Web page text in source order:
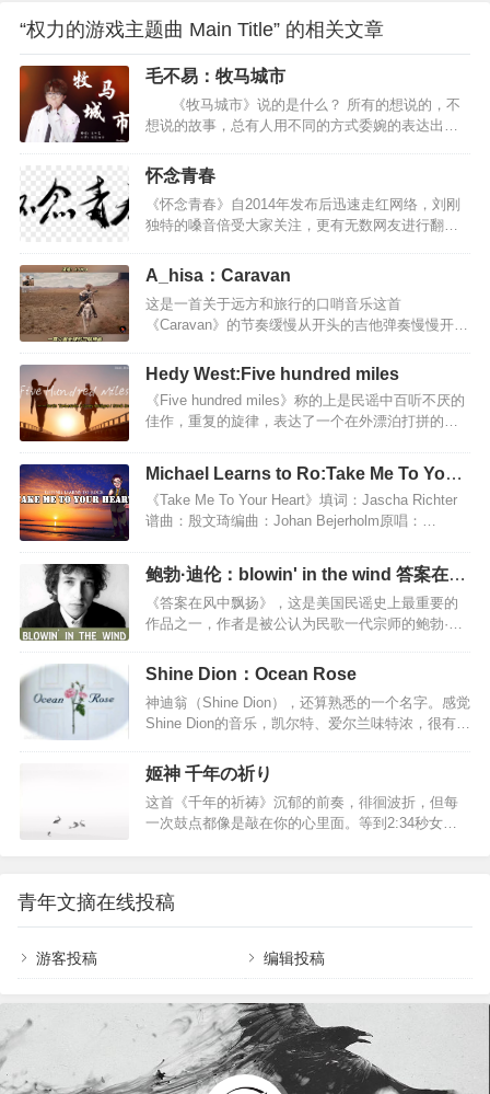
“权力的游戏主题曲 Main Title” 的相关文章
毛不易：牧马城市
《牧马城市》说的是什么？ 所有的想说的，不
想说的故事，总有人用不同的方式委婉的表达出
逾越的风景，于是反反复复的吟唱或排练单调的动
作，只为了一个赞许的，感同身受的目光。 《牧马
城市》是一首不知该怎么说的歌，但它却很好的表
达了许多人的生活，其中也包括我，一个普普通通
的人，却也有着不普通的梦想。 游走在世界上，每
个角落的人啊，身上背负的岂止是远方，更有坚不
怀念青春
《怀念青春》自2014年发布后迅速走红网络，刘刚
独特的嗓音倍受大家关注，更有无数网友进行翻唱
磨，最终《怀念青春》扎心版也正式上线。与老版
本不同的是，新歌没有之前层层递进的爆发感，整
首歌曲在情绪上做了收敛，刚强中抒发出的柔情气
息代替了原有的宣泄感，张弛有度的情感表达更彰
显了对于青春的怀念。《怀念青春 (扎心版)》歌
词：那时的我们拥有没有污染过的清晨嘀嘀嗒嗒的
秒针却留不住一个黄昏曾经的爱很简单不需要费力
的眼神牵手走过无人山岗想时间再慢几分怀念啊我
们的青春啊…
A_hisa：Caravan
这是一首关于远方和旅行的口哨音乐这首
《Caravan》的节奏缓慢从开头的吉他弹奏慢慢开始
乎眼泪要落下来听到更多的是无奈迷人的口哨神曲
《Caravan》，有一种旅行的轻松与惬意这是一首空
灵而富有穿透力的曲子，闭上眼睛跟随曲子的律
动，时而遨游于天际，时而策马扬鞭于茫茫无垠草
原，时而感受岁月俗风的温柔流淌，不着边际，神
游天外，怡然亦然。这首《Caravan》，轻松，鲜
活，优美，律动，让人内在舒心，惬意。现代都市
人，聆听这样的音符，没有年代感，没有听不懂的
尴…
Hedy West:Five hundred miles
《Five hundred miles》称的上是民谣中百听不厌的
佳作，重复的旋律，表达了一个在外漂泊打拼的游
去往何方？火车不停地走，一百里，二百里，三百
里，四百里，五百里，此刻，游子离家已有五百
里。away from home”重复数次,表达了游子对家的
眷恋。歌词中段叙说游子在外奔波的辛酸，衣衫褴
way”反复出现，充分表明游子的无可奈何，穷困在
异地，这样怎么回家啊，怎么去面对那些关心自己
的亲人啊。结尾…
Michael Learns to Ro:Take Me To Your
Heart
《Take Me To Your Heart》填词：Jascha Richter
谱曲：殷文琦编曲：Johan Bejerholm原唱：
snow藏身于雨雪之中Trying to forget but I won't let
go努力忘记,但我怎能就这样离去Looking at a
crowded street看着熙熙攘攘的街道Listening to my
own heart beat却只能听见自…
鲍勃·迪伦：blowin' in the wind 答案在风
中飘扬
《答案在风中飘扬》，这是美国民谣史上最重要的
作品之一，作者是被公认为民歌一代宗师的鲍勃·迪
获得诺贝尔文学奖的获奖作品。虽然《答案在风中
首歌的意境却可以说是「放诸四海而皆准」，同时
始终深受世界各地人们的喜爱。这并非一首简单的
娱乐之歌，这首歌正好迎合了当时的社会环境，诗
人在歌曲里吹响了时代嘹亮的号角。他站出来，提
至今日，我们依然能从作品里感受到属于那个年代
而又…
Shine Dion：Ocean Rose
神迪翁（Shine Dion），还算熟悉的一个名字。感觉
Shine Dion的音乐，凯尔特、爱尔兰味特浓，很有田
Shine Dion是来自挪威第七大城市Skien(斯基恩)的
二重唱组合，他们的音乐被认为是挪威和爱尔兰民
谣的结合体，在音乐中经常使用很多乐器：小提
琴、风笛、萨克斯、曼陀林(类似中国的琵琶)、三角
影，行走在爱尔兰的高地。戴上耳机，闭上眼睛，
将每一个音…
姬神 千年の祈り
这首《千年的祈祷》沉郁的前奏，徘徊波折，但每
一次鼓点都像是敲在你的心里面。等到2:34秒女声
的琴声带我们漫游在远古的琼楼玉宇，飘渺空灵，
岁月的车轮向前转动，尔后，音乐气势澎湃，雄浑
激荡，仿佛来到宏伟庄严的神殿，整个身心为之震
撼，随后豁然开朗，一群歌姬翩翩起舞，祈求天地
预示新生命诞生，慢慢的变得轻快明朗，象征指点
江…
青年文摘在线投稿
游客投稿 编辑投稿